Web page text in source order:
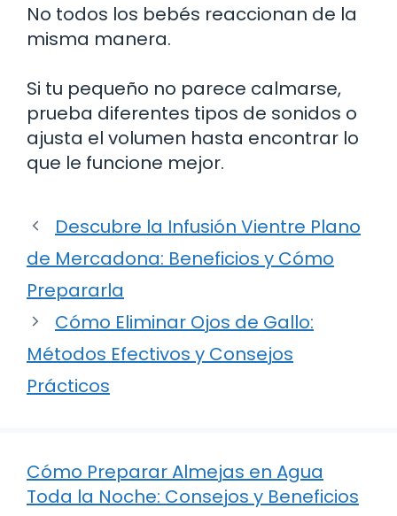
No todos los bebés reaccionan de la
misma manera.
Si tu pequeño no parece calmarse,
prueba diferentes tipos de sonidos o
ajusta el volumen hasta encontrar lo
que le funcione mejor.
Descubre la Infusión Vientre Plano
de Mercadona: Beneficios y Cómo
Prepararla
Cómo Eliminar Ojos de Gallo:
Métodos Efectivos y Consejos
Prácticos
Cómo Preparar Almejas en Agua
Toda la Noche: Consejos y Beneficios